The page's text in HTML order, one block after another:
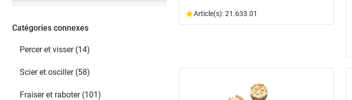
n'est plus disponible
Catégories connexes
Percer et visser (14)
Scier et osciller (58)
Fraiser et raboter (101)
Article(s): 21.633.01